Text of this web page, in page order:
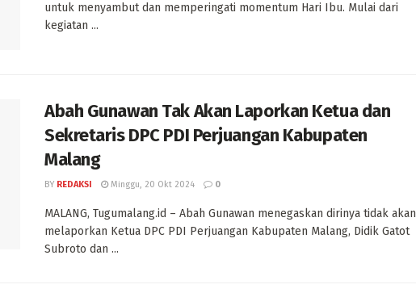
untuk menyambut dan memperingati momentum Hari Ibu. Mulai dari
kegiatan ...
Abah Gunawan Tak Akan Laporkan Ketua dan
Sekretaris DPC PDI Perjuangan Kabupaten
Malang
BY REDAKSI Minggu, 20 Okt 2024 0
MALANG, Tugumalang.id – Abah Gunawan menegaskan dirinya tidak akan
melaporkan Ketua DPC PDI Perjuangan Kabupaten Malang, Didik Gatot
Subroto dan ...